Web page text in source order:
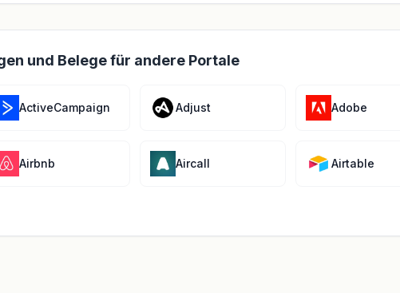
und Belege für andere Portale
ActiveCampaign Adjust Adobe
Airbnb Aircall Airtable